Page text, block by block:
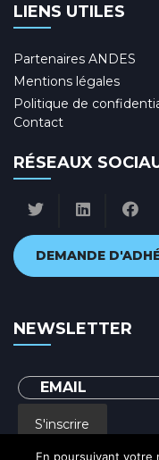
LIENS UTILES
Partenaires ANDES
Mentions légales
Politique de
Contact
RÉSEAUX
DEMANDE
NEWSLETTER
S'inscrire
En poursuivant votre